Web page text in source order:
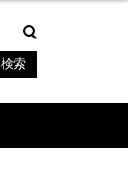
検索